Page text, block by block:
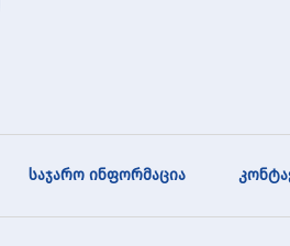
საჯარო ინფორმაცია